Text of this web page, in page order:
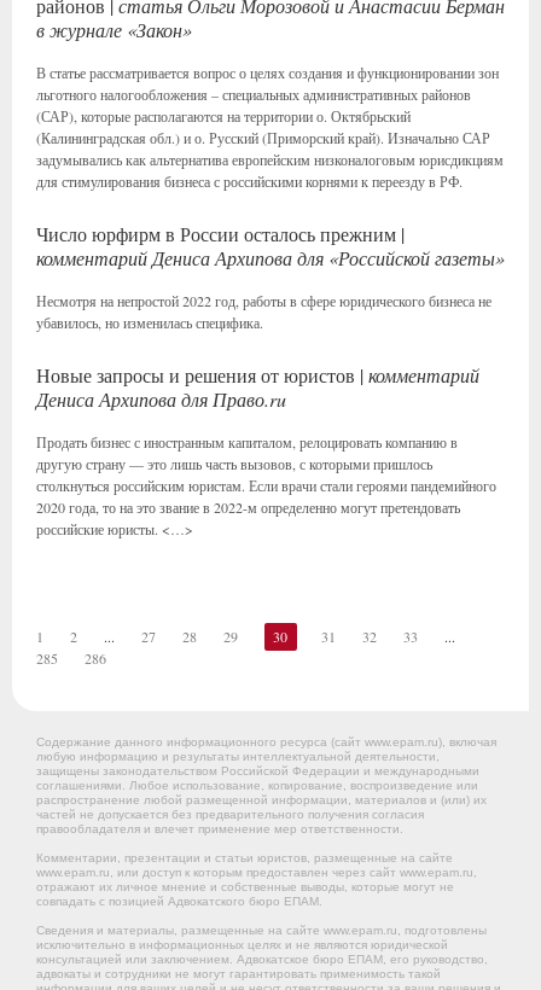
районов |статья Ольги Морозовой и Анастасии Берман
в журнале «Закон»
В статье рассматривается вопрос о целях создания и функционировании зон
льготного налогообложения – специальных административных районов
(САР), которые располагаются на территории о. Октябрьский
(Калининградская обл.) и о. Русский (Приморский край). Изначально САР
задумывались как альтернатива европейским низконалоговым юрисдикциям
для стимулирования бизнеса с российскими корнями к переезду в РФ.
Число юрфирм в России осталось прежним |
комментарий Дениса Архипова для «Российской газеты»
Несмотря на непростой 2022 год, работы в сфере юридического бизнеса не
убавилось, но изменилась специфика.
Новые запросы и решения от юристов |комментарий
Дениса Архипова для Право.ru
Продать бизнес с иностранным капиталом, релоцировать компанию в
другую страну — это лишь часть вызовов, с которыми пришлось
столкнуться российским юристам. Если врачи стали героями пандемийного
2020 года, то на это звание в 2022-м определенно могут претендовать
российские юристы. <…>
1 2 ... 27 28 29 30 31 32 33
...
285
286
Содержание данного информационного ресурса (сайт www.epam.ru), включая
любую информацию и результаты интеллектуальной деятельности,
защищены законодательством Российской Федерации и международными
соглашениями. Любое использование, копирование, воспроизведение или
распространение любой размещенной информации, материалов и (или) их
частей не допускается без предварительного получения согласия
правообладателя и влечет применение мер ответственности.
Комментарии, презентации и статьи юристов, размещенные на сайте
www.epam.ru, или доступ к которым предоставлен через сайт www.epam.ru,
отражают их личное мнение и собственные выводы, которые могут не
совпадать с позицией Адвокатского бюро ЕПАМ.
Сведения и материалы, размещенные на сайте www.epam.ru, подготовлены
исключительно в информационных целях и не являются юридической
консультацией или заключением. Адвокатское бюро ЕПАМ, его руководство,
адвокаты и сотрудники не могут гарантировать применимость такой